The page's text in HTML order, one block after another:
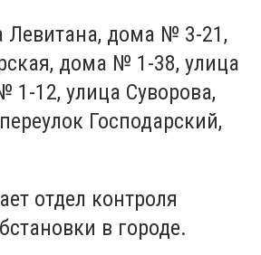
Левитана, дома № 3-21,
дома № 1-38, улица
1-12, улица Суворова,
Господарский,
отдел контроля
в городе.